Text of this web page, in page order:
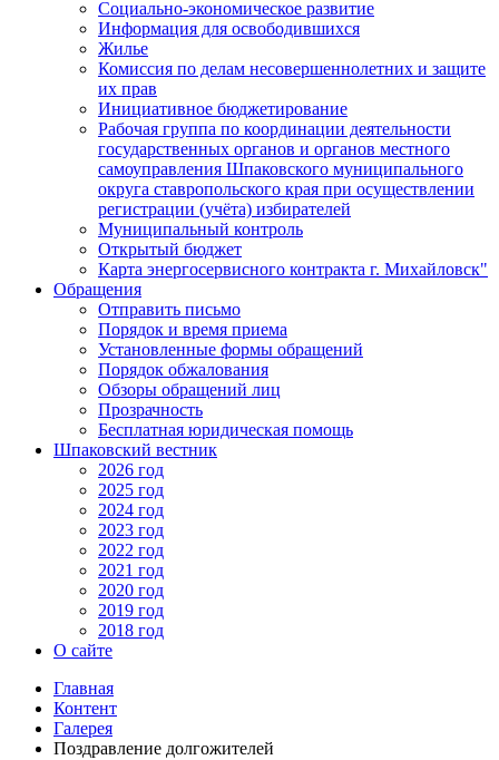
Социально-экономическое развитие
Информация для освободившихся
Жилье
Комиссия по делам несовершеннолетних и защите
их прав
Инициативное бюджетирование
Рабочая группа по координации деятельности
государственных органов и органов местного
самоуправления Шпаковского муниципального
округа ставропольского края при осуществлении
регистрации (учёта) избирателей
Муниципальный контроль
Открытый бюджет
Карта энергосервисного контракта г. Михайловск"
Обращения
Отправить письмо
Порядок и время приема
Установленные формы обращений
Порядок обжалования
Обзоры обращений лиц
Прозрачность
Бесплатная юридическая помощь
Шпаковский вестник
2026 год
2025 год
2024 год
2023 год
2022 год
2021 год
2020 год
2019 год
2018 год
О сайте
Главная
Контент
Галерея
Поздравление долгожителей